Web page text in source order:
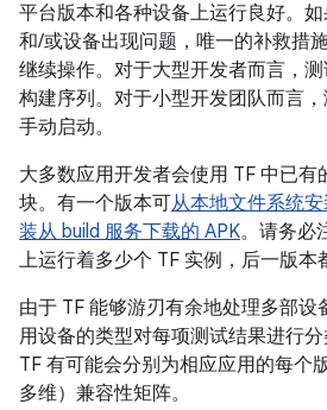
平台版本和各种设备上运行良好。
和/或设备出现问题，唯一的补救措
继续操作。对于大型开发者而言，
构建序列。对于小型开发团队而言
手动启动。
大多数应用开发者会使用 TF 中已有
块。有一个版本可从本地文件系统安
装从 build 服务下载的 APK。请务必
上运行着多少个 TF 实例，后一版本
由于 TF 能够游刃有余地处理多部设
用设备的类型对每项测试结果进行分
TF 有可能会分别为相应应用的每个
多维）兼容性矩阵。